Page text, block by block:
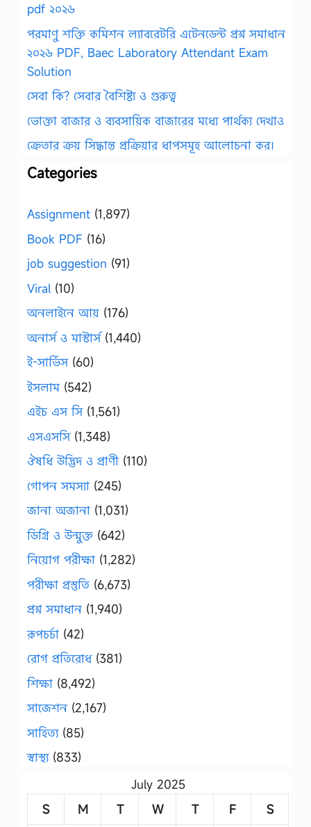
pdf ২০২৬
পরমাণু শক্তি কমিশন ল্যাবরেটরি এটেনডেন্ট প্রশ্ন সমাধান
২০২৬ PDF, Baec Laboratory Attendant Exam
Solution
সেবা কি? সেবার বৈশিষ্ট্য ও গুরুত্ব
ভোক্তা বাজার ও ব্যবসায়িক বাজারের মধ্যে পার্থক্য দেখাও
ক্রেতার ক্রয় সিদ্ধান্ত প্রক্রিয়ার ধাপসমূহ আলোচনা কর।
Categories
Assignment (1,897)
Book PDF (16)
job suggestion (91)
Viral (10)
অনলাইনে আয় (176)
অনার্স ও মাস্টার্স(1,440)
ই-সার্ভিস(60)
ইসলাম(542)
এইচ এস সি(1,561)
এসএসসি(1,348)
ঔষধি উদ্ভিদ ও প্রাণী (110)
গোপন সমস্যা (245)
জানা অজানা (1,031)
ডিগ্রি ও উন্মুক্ত (642)
নিয়োগ পরীক্ষা (1,282)
পরীক্ষা প্রস্তুতি (6,673)
প্রশ্ন সমাধান (1,940)
রূপচর্চা (42)
রোগ প্রতিরোধ(381)
শিক্ষা (8,492)
সাজেশন (2,167)
সাহিত্য(85)
স্বাস্থ্য(833)
July 2025
S
M T W T F S